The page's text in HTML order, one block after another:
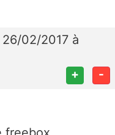
26/02/2017 à
+ -